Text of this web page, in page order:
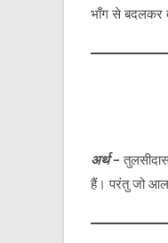
भाँग से बदलकर
अर्थ –
हैं। परंतु जो